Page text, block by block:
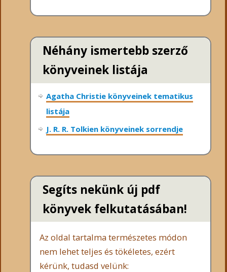
Néhány ismertebb szerző
könyveinek listája
Agatha Christie könyveinek tematikus
listája
J. R. R. Tolkien könyveinek sorrendje
Segíts nekünk új pdf
könyvek felkutatásában!
Az oldal tartalma természetes módon
nem lehet teljes és tökéletes, ezért
kérünk, tudasd velünk: